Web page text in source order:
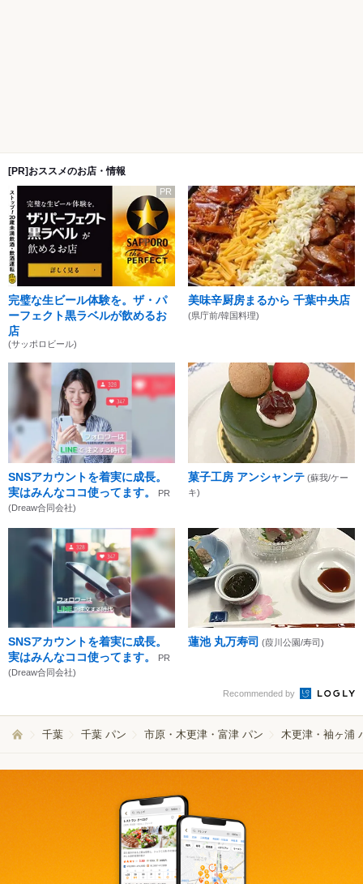
[PR]おススメのお店・情報
PR
完璧な生ビール体験を。ザ・パ
ーフェクト黒ラベルが飲めるお
店
(サッポロビール)
美味辛厨房まるから 千葉中央店
(県庁前/韓国料理)
SNSアカウントを着実に成長。
実はみんなココ使ってます。
PR
(Dreaw合同会社)
菓子工房 アンシャンテ (蘇我/ケー
キ)
SNSアカウントを着実に成長。
実はみんなココ使ってます。
PR
(Dreaw合同会社)
蓮池 丸万寿司 (葭川公園/寿司)
Recommended by
千葉 千葉 パン 市原・木更津・富津 パン 木更津・袖ヶ浦